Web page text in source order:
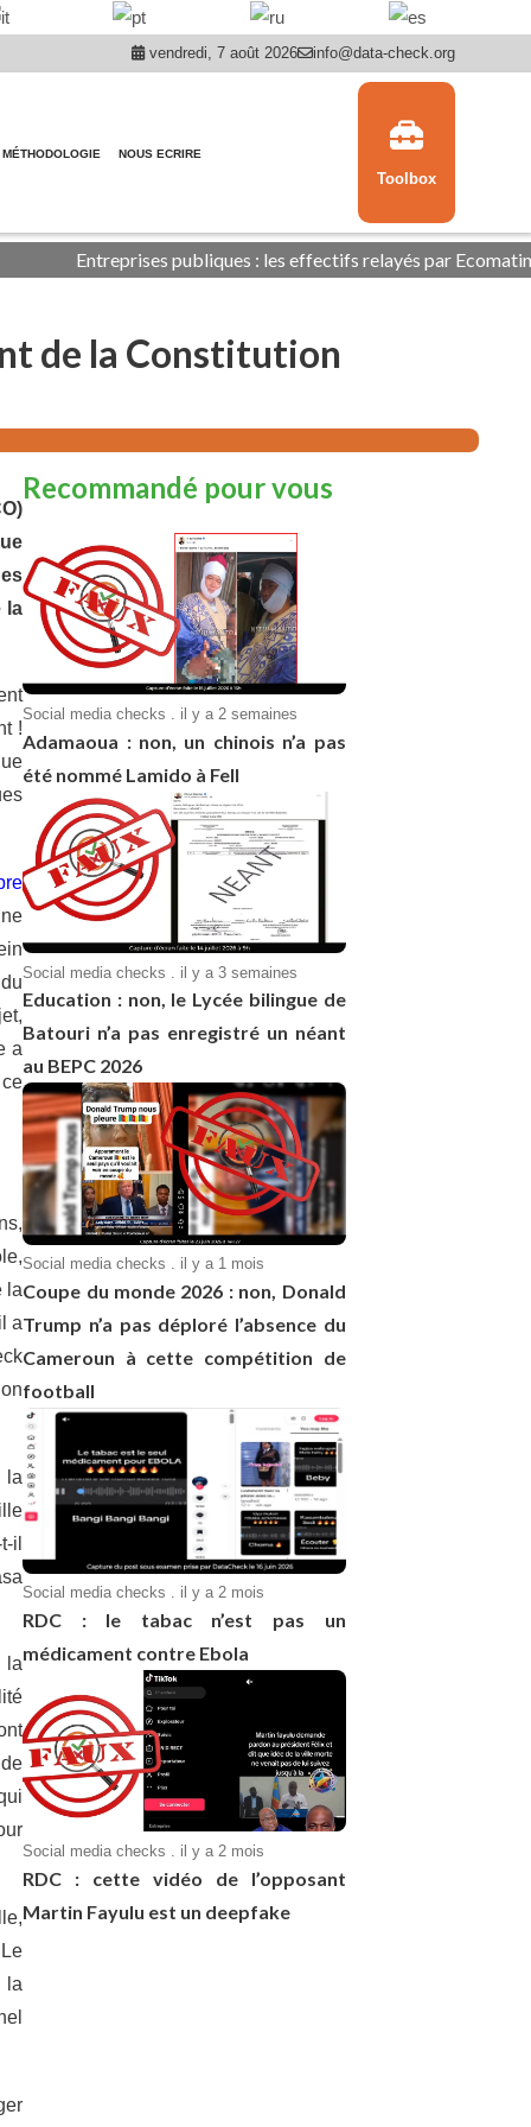
vendredi, 7 août 2026 info@data-check.org
MÉTHODOLOGIE NOUS ECRIRE
Toolbox
Entreprises publiques : les effectifs relayés par Ecomatin ne
de la Constitution
la
!
a
la
a
la
il
la
la
Recommandé pour vous
Social media checks . il y a 2 semaines
Adamaoua : non, un chinois n’a pas
été nommé Lamido à Fell
Social media checks . il y a 3 semaines
Education : non, le Lycée bilingue de
Batouri n’a pas enregistré un néant
au BEPC 2026
Social media checks . il y a 1 mois
Coupe du monde 2026 : non, Donald
Trump n’a pas déploré l’absence du
Cameroun à cette compétition de
football
Social media checks . il y a 2 mois
RDC : le tabac n’est pas un
médicament contre Ebola
Social media checks . il y a 2 mois
RDC : cette vidéo de l’opposant
Martin Fayulu est un deepfake